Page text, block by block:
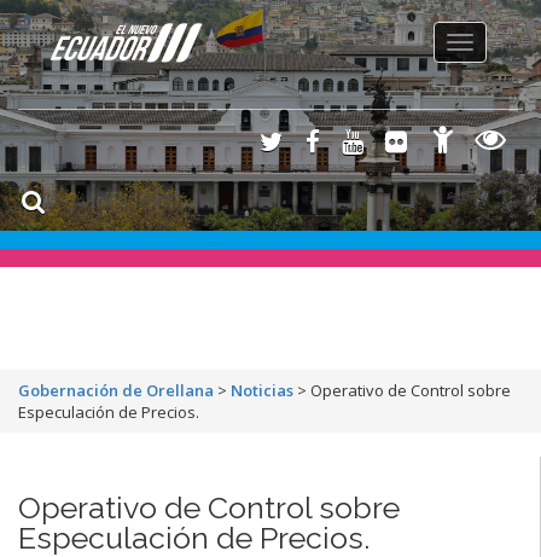
Toggle
navigation
Gobernación de Orellana > Noticias > Operativo de Control sobre
Especulación de Precios.
Operativo de Control sobre
Especulación de Precios.